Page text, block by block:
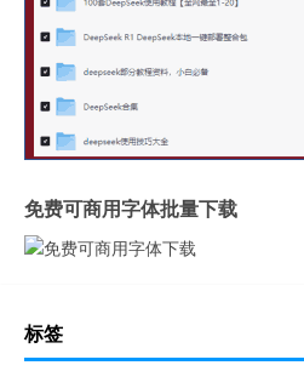
免费可商用字体批量下载
标签